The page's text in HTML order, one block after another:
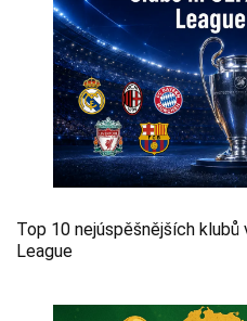
Top 10 nejúspěšnějších klubů
League